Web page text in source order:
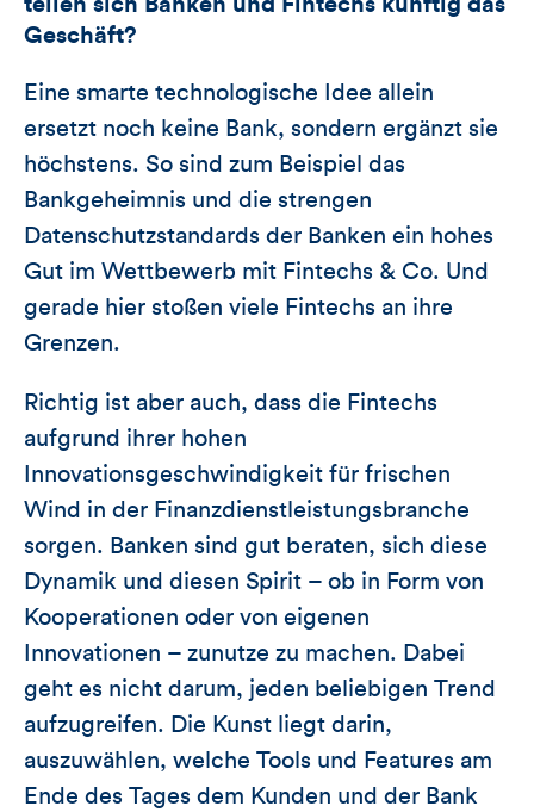
teilen sich Banken und Fintechs künftig das
Geschäft?
Eine smarte technologische Idee allein
ersetzt noch keine Bank, sondern ergänzt sie
höchstens. So sind zum Beispiel das
Bankgeheimnis und die strengen
Datenschutzstandards der Banken ein hohes
Gut im Wettbewerb mit Fintechs & Co. Und
gerade hier stoßen viele Fintechs an ihre
Grenzen.
Richtig ist aber auch, dass die Fintechs
aufgrund ihrer hohen
Innovationsgeschwindigkeit für frischen
Wind in der Finanzdienstleistungsbranche
sorgen. Banken sind gut beraten, sich diese
Dynamik und diesen Spirit – ob in Form von
Kooperationen oder von eigenen
Innovationen – zunutze zu machen. Dabei
geht es nicht darum, jeden beliebigen Trend
aufzugreifen. Die Kunst liegt darin,
auszuwählen, welche Tools und Features am
Ende des Tages dem Kunden und der Bank